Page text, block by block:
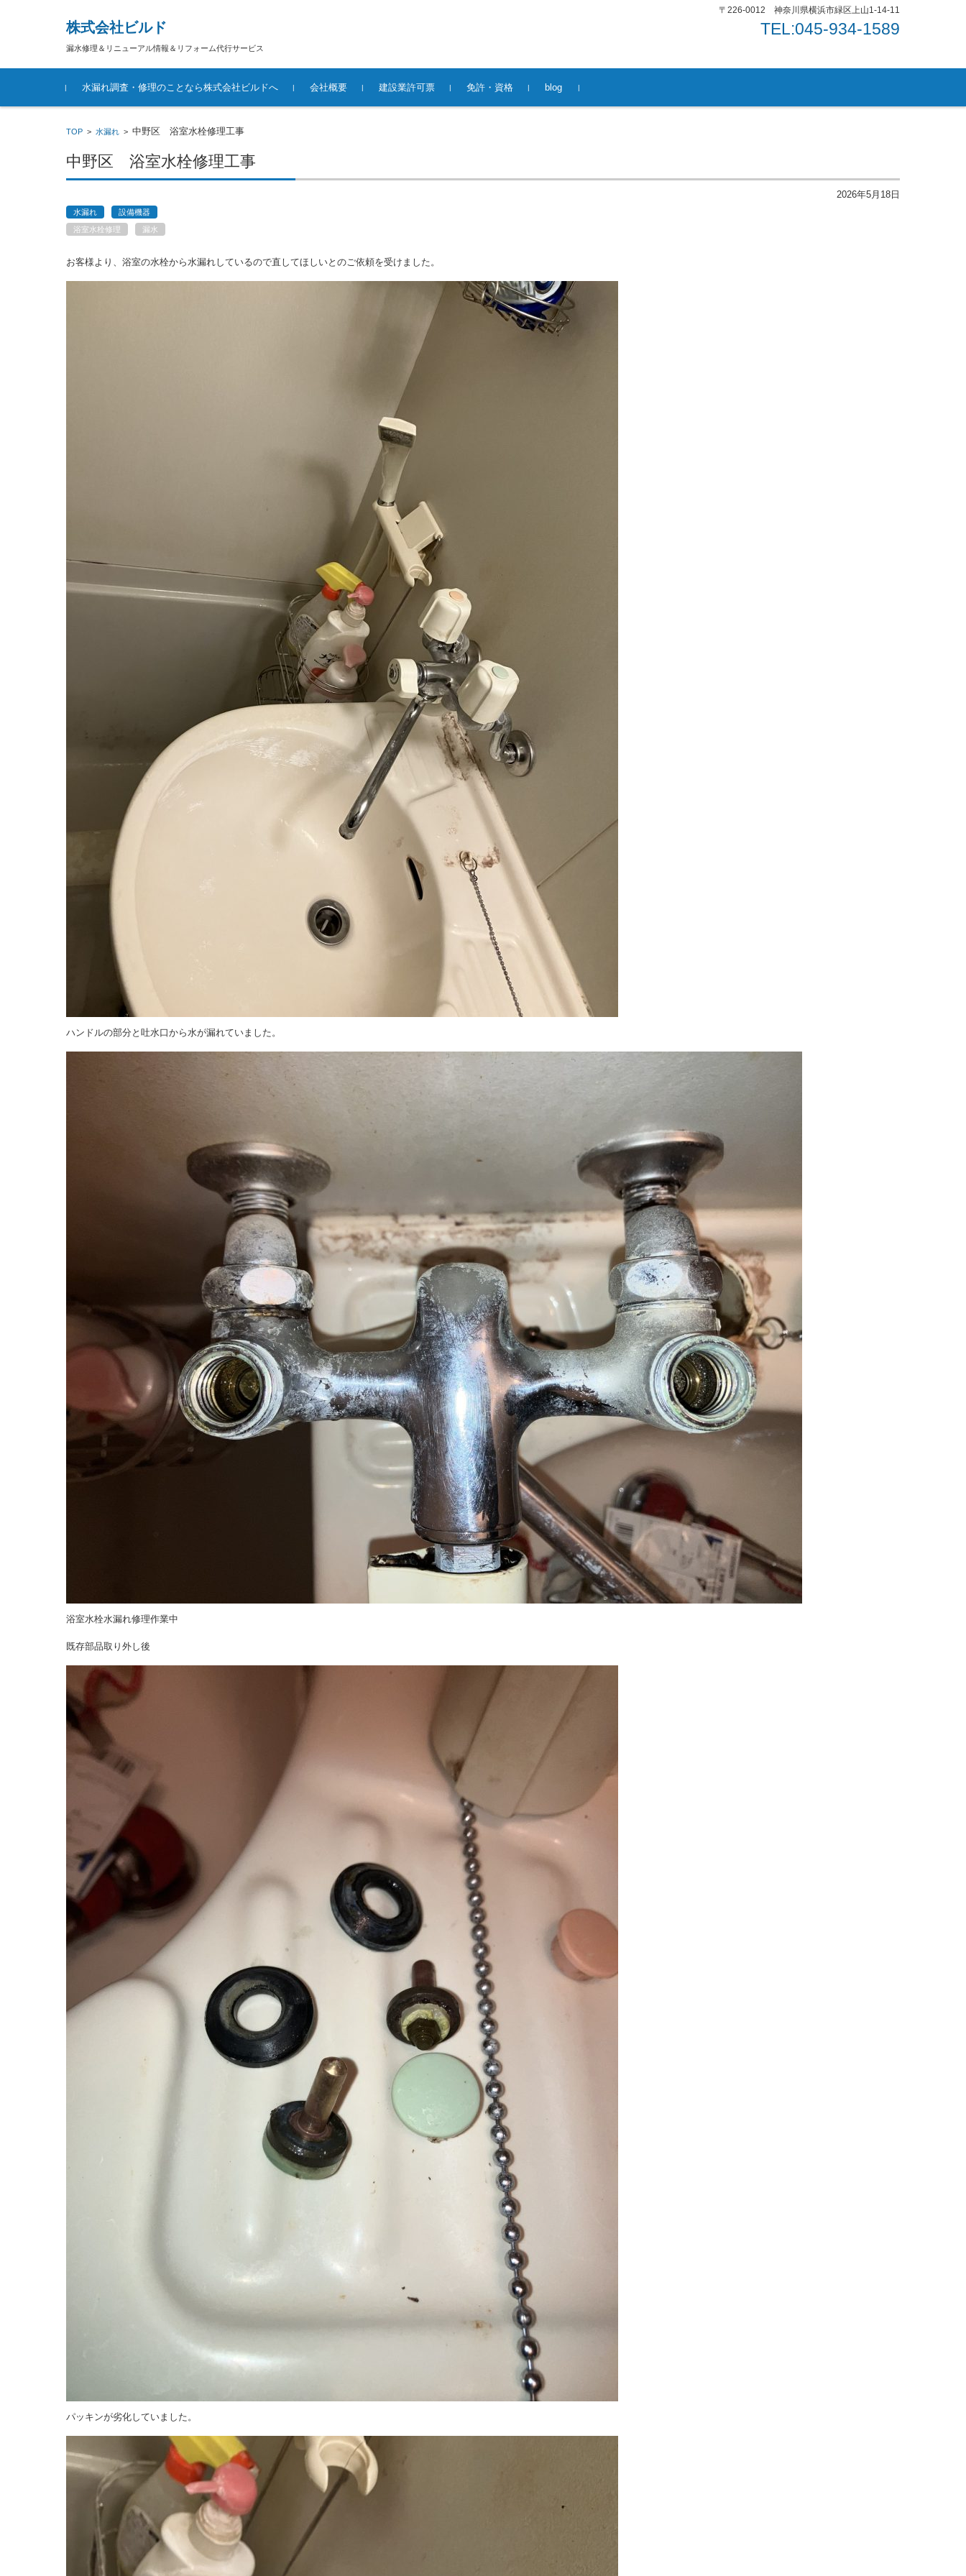
株式会社ビルド
漏水修理＆リニューアル情報＆リフォーム代行サービス
〒226-0012 神奈川県横浜市緑区上山1-14-11
TEL:045-934-1589
コンテンツに移動
水漏れ調査・修理のことなら株式会社ビルドへ
会社概要 建設業許可票 免許・資格 blog
TOP > 水漏れ > 中野区 浴室水栓修理工事
中野区 浴室水栓修理工事
2026年5月18日
水漏れ
設備機器
浴室水栓修理
漏水
お客様より、浴室の水栓から水漏れしているので直してほしいとのご依頼を受けました。
ハンドルの部分と吐水口から水が漏れていました。
浴室水栓水漏れ修理作業中
既存部品取り外し後
パッキンが劣化していました。